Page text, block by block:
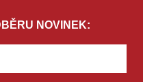
NOVINEK: